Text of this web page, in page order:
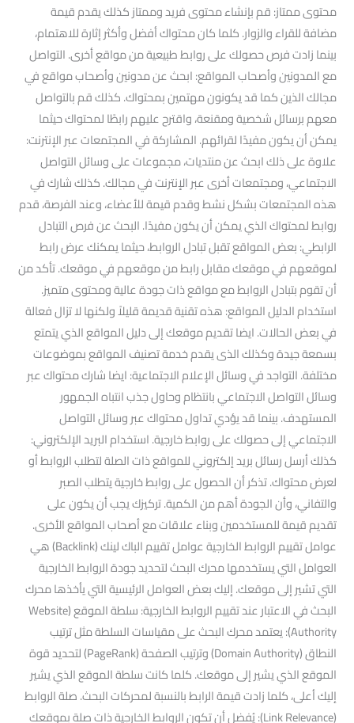
محتوى ممتاز: قم بإنشاء محتوى فريد وممتاز كذلك يقدم قيمة
مضافة للقراء والزوار. كلما كان محتواك أفضل وأكثر إثارة للاهتمام،
بينما زادت فرص حصولك على روابط طبيعية من مواقع أخرى. التواصل
مع المدونين وأصحاب المواقع: ابحث عن مدونين وأصحاب مواقع في
مجالك الذين كما قد يكونون مهتمين بمحتواك. كذلك قم بالتواصل
معهم برسائل شخصية ومقنعة، واقترح عليهم رابطًا لمحتواك حيثما
يمكن أن يكون مفيدًا لقرائهم. المشاركة في المجتمعات عبر الإنترنت:
علاوة على ذلك ابحث عن منتديات، مجموعات على وسائل التواصل
الاجتماعي، ومجتمعات أخرى عبر الإنترنت في مجالك. كذلك شارك في
هذه المجتمعات بشكل نشط وقدم قيمة للأعضاء، وعند الفرصة، قدم
روابط لمحتواك الذي يمكن أن يكون مفيدًا. البحث عن فرص التبادل
الرابطي: بعض المواقع تقبل تبادل الروابط، حيثما يمكنك عرض رابط
لموقعهم في موقعك مقابل رابط من موقعهم في موقعك. تأكد من
أن تقوم بتبادل الروابط مع مواقع ذات جودة عالية ومحتوى متميز.
استخدام الدليل المواقع: هذه تقنية قديمة قليلاً ولكنها لا تزال فعالة
في بعض الحالات. ايضا تقديم موقعك إلى دليل المواقع الذي يتمتع
بسمعة جيدة وكذلك الذى يقدم خدمة تصنيف المواقع بموضوعات
مختلفة. التواجد في وسائل الإعلام الاجتماعية: ايضا شارك محتواك عبر
وسائل التواصل الاجتماعي بانتظام وحاول جذب انتباه الجمهور
المستهدف. بينما قد يؤدي تداول محتواك عبر وسائل التواصل
الاجتماعي إلى حصولك على روابط خارجية. استخدام البريد الإلكتروني:
كذلك أرسل رسائل بريد إلكتروني للمواقع ذات الصلة لتطلب الروابط أو
لعرض محتواك. تذكر أن الحصول على روابط خارجية يتطلب الصبر
والتفاني، وأن الجودة أهم من الكمية. تركيزك يجب أن يكون على
تقديم قيمة للمستخدمين وبناء علاقات مع أصحاب المواقع الأخرى.
عوامل تقييم الروابط الخارجية عوامل تقييم الباك لينك (Backlink) هي
العوامل التي يستخدمها محرك البحث لتحديد جودة الروابط الخارجية
التي تشير إلى موقعك. إليك بعض العوامل الرئيسية التي يأخذها محرك
البحث في الاعتبار عند تقييم الروابط الخارجية: سلطة الموقع (Website
Authority): يعتمد محرك البحث على مقياسات السلطة مثل ترتيب
النطاق (Domain Authority) وترتيب الصفحة (PageRank) لتحديد قوة
الموقع الذي يشير إلى موقعك. كلما كانت سلطة الموقع الذي يشير
إليك أعلى، كلما زادت قيمة الرابط بالنسبة لمحركات البحث. صلة الروابط
(Link Relevance): يُفضل أن تكون الروابط الخارجية ذات صلة بموقعك